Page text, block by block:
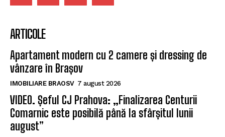
ARTICOLE
Apartament modern cu 2 camere și dressing de
vânzare în Brașov
IMOBILIARE BRAOSV 7 august 2026
VIDEO. Șeful CJ Prahova: „Finalizarea Centurii
Comarnic este posibilă până la sfârșitul lunii
august”